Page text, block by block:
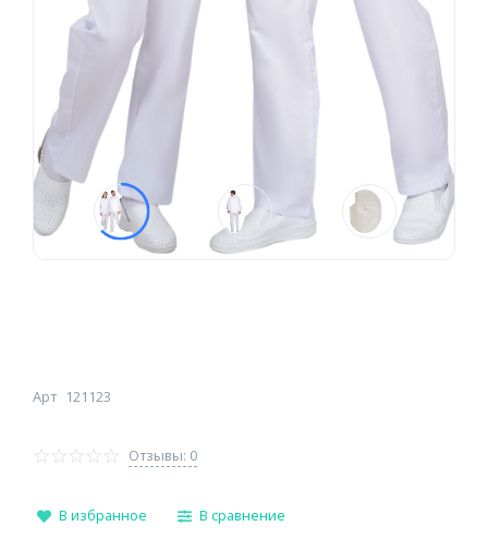
Арт 121123
Отзывы: 0
В избранное В сравнение